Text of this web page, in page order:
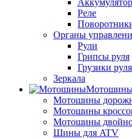
Реле
Органы
Рули
Грипсы руля
Грузики руля
Зеркала
Мотошины
Мотошины
Мотошины
Шины для ATV